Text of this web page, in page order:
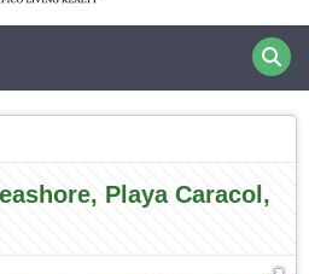
Playa Caracol,